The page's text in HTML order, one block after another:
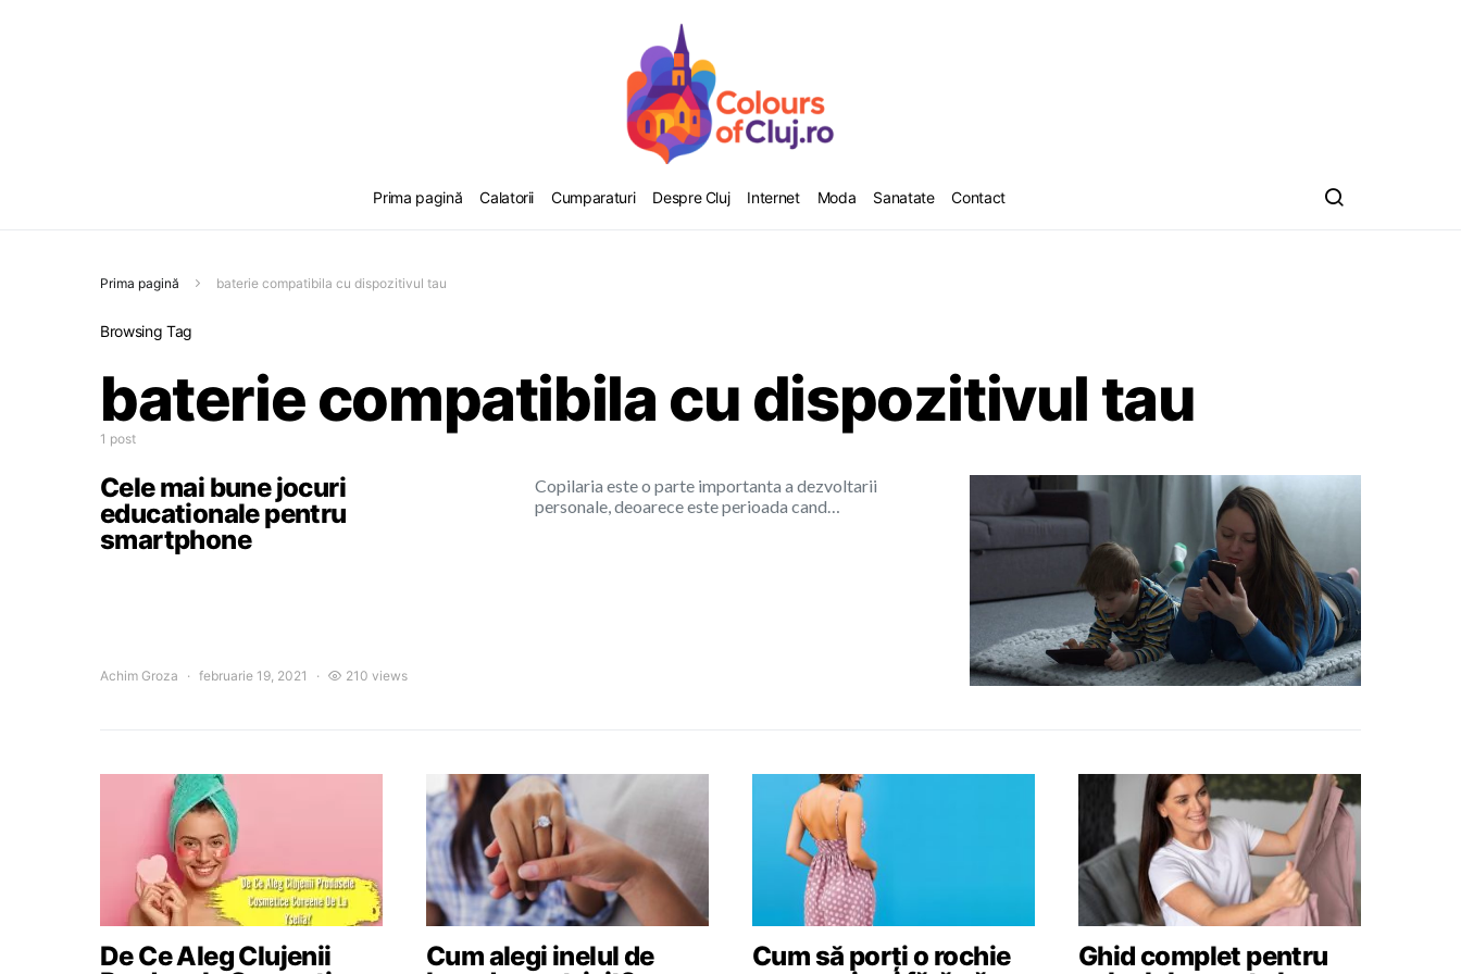
Prima pagină Calatorii Cumparaturi Despre Cluj Internet Moda Sanatate Contact
Prima pagină baterie compatibila cu dispozitivul tau
Browsing Tag
baterie compatibila cu dispozitivul tau
1 post
Cele mai bune jocuri
educationale pentru
smartphone
Copilaria este o parte importanta a dezvoltarii
personale, deoarece este perioada cand…
Achim Groza februarie 19, 2021 210 views
De Ce Aleg Clujenii
Cum alegi inelul de
Cum să porți o rochie
Ghid complet pentru